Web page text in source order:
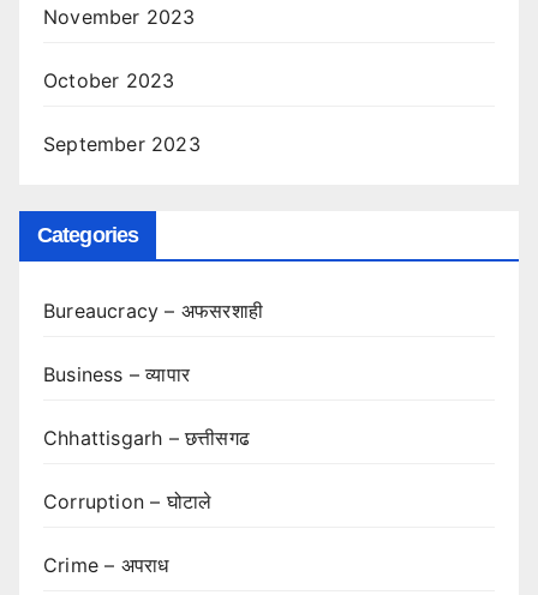
November 2023
October 2023
September 2023
Categories
Bureaucracy – अफसरशाही
Business – व्यापार
Chhattisgarh – छत्तीसगढ
Corruption – घोटाले
Crime – अपराध